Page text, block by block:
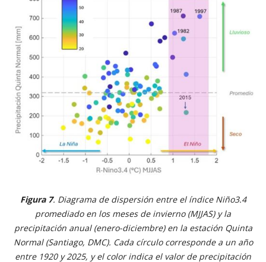
Figura 7. Diagrama de dispersión entre el índice Niño3.4
promediado en los meses de invierno (MJJAS) y la
precipitación anual (enero-diciembre) en la estación Quinta
Normal (Santiago, DMC). Cada círculo corresponde a un año
entre 1920 y 2025, y el color indica el valor de precipitación